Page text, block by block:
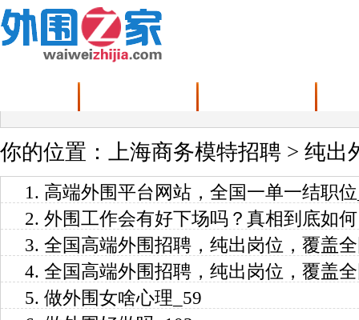
你的位置： 上海商务模特招聘 > 纯出
1. 高端外围平台网站，全国一单一结职
2. 外围工作会有好下场吗？真相到底如
3. 全国高端外围招聘，纯出岗位，覆盖
4. 全国高端外围招聘，纯出岗位，覆盖
5. 做外围女啥心理_59